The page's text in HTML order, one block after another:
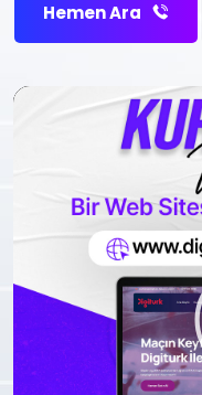
Hemen Ara